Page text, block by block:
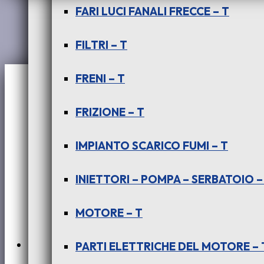
FARI LUCI FANALI FRECCE – T
FILTRI – T
FRENI – T
FRIZIONE – T
IMPIANTO SCARICO FUMI – T
INIETTORI – POMPA – SERBATOIO
MOTORE – T
PARTI ELETTRICHE DEL MOTORE –
VERSIONI)
PARAURTI
POSTERIORE
COD-
AL0069